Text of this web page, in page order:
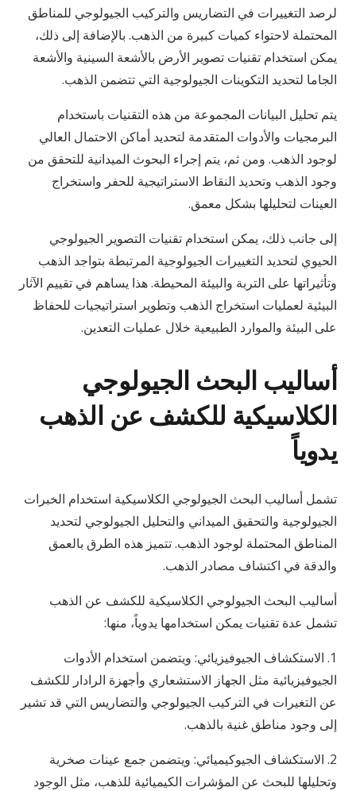
لرصد التغييرات في التضاريس والتركيب الجيولوجي للمناطق
المحتملة لاحتواء كميات كبيرة من الذهب. بالإضافة إلى ذلك،
يمكن استخدام تقنيات تصوير الأرض بالأشعة السينية والأشعة
الجاما لتحديد التكوينات الجيولوجية التي تتضمن الذهب.
يتم تحليل البيانات المجموعة من هذه التقنيات باستخدام
البرمجيات والأدوات المتقدمة لتحديد أماكن الاحتمال العالي
لوجود الذهب. ومن ثم، يتم إجراء البحوث الميدانية للتحقق من
وجود الذهب وتحديد النقاط الاستراتيجية للحفر واستخراج
العينات لتحليلها بشكل معمق.
إلى جانب ذلك، يمكن استخدام تقنيات التصوير الجيولوجي
الحيوي لتحديد التغييرات الجيولوجية المرتبطة بتواجد الذهب
وتأثيراتها على التربة والبيئة المحيطة. هذا يساهم في تقييم الآثار
البيئية لعمليات استخراج الذهب وتطوير استراتيجيات للحفاظ
على البيئة والموارد الطبيعية خلال عمليات التعدين.
أساليب البحث الجيولوجي
الكلاسيكية للكشف عن الذهب
يدوياً
تشمل أساليب البحث الجيولوجي الكلاسيكية استخدام الخبرات
الجيولوجية والتحقيق الميداني والتحليل الجيولوجي لتحديد
المناطق المحتملة لوجود الذهب. تتميز هذه الطرق بالعمق
والدقة في اكتشاف مصادر الذهب.
أساليب البحث الجيولوجي الكلاسيكية للكشف عن الذهب
تشمل عدة تقنيات يمكن استخدامها يدوياً، منها:
1. الاستكشاف الجيوفيزيائي: ويتضمن استخدام الأدوات
الجيوفيزيائية مثل الجهاز الاستشعاري وأجهزة الرادار للكشف
عن التغيرات في التركيب الجيولوجي والتضاريس التي قد تشير
إلى وجود مناطق غنية بالذهب.
2. الاستكشاف الجيوكيميائي: ويتضمن جمع عينات صخرية
وتحليلها للبحث عن المؤشرات الكيميائية للذهب، مثل الوجود